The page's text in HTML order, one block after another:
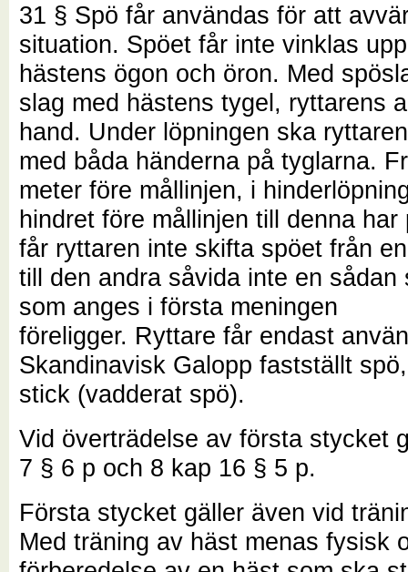
31 § Spö får användas för att
situation. Spöet får inte vinklas
hästens ögon och öron. Med
slag med hästens tygel, ryttarens
hand. Under löpningen ska
med båda händerna på tyglarna.
meter före mållinjen, i
hindret före mållinjen till denna har
får ryttaren inte skifta spöet från
till den andra såvida inte en sådan
som anges i första meningen
föreligger. Ryttare får endast
Skandinavisk Galopp fastställt
stick (vadderat spö).
Vid överträdelse av första stycket
7 § 6 p och 8 kap 16 § 5 p.
Första stycket gäller även vid
Med träning av häst menas fysisk